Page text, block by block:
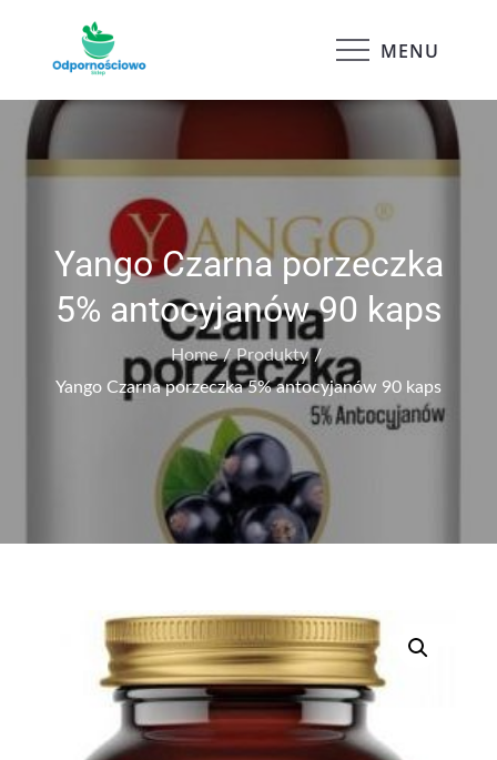
Odpornościowo MENU
Yango Czarna porzeczka
5% antocyjanów 90 kaps
Home
Produkty
Yango Czarna porzeczka 5% antocyjanów 90 kaps